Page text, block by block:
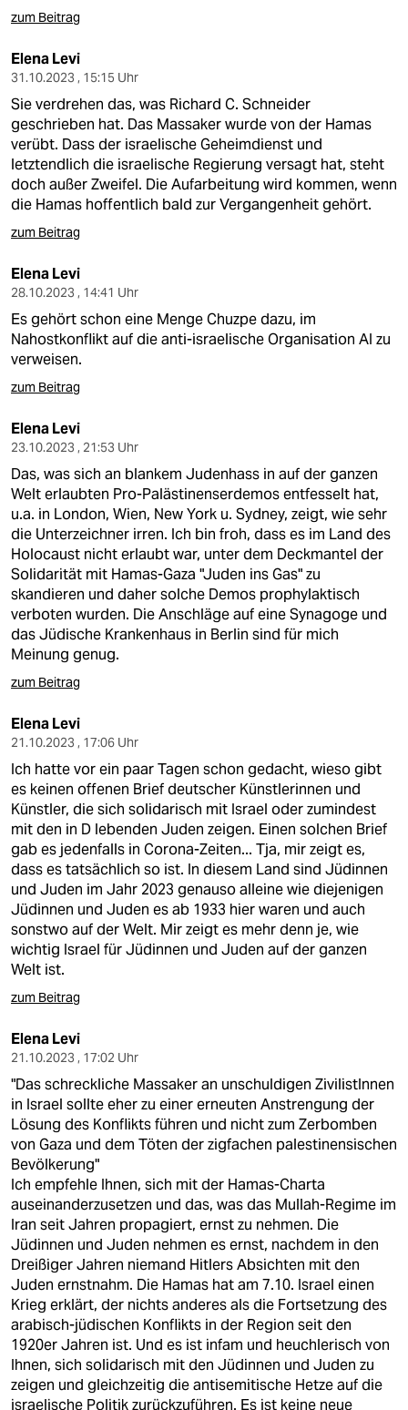
zum Beitrag
Elena Levi
31.10.2023 , 15:15 Uhr
Sie verdrehen das, was Richard C. Schneider
geschrieben hat. Das Massaker wurde von der Hamas
verübt. Dass der israelische Geheimdienst und
letztendlich die israelische Regierung versagt hat, steht
doch außer Zweifel. Die Aufarbeitung wird kommen, wenn
die Hamas hoffentlich bald zur Vergangenheit gehört.
zum Beitrag
Elena Levi
28.10.2023 , 14:41 Uhr
Es gehört schon eine Menge Chuzpe dazu, im
Nahostkonflikt auf die anti-israelische Organisation AI zu
verweisen.
zum Beitrag
Elena Levi
23.10.2023 , 21:53 Uhr
Das, was sich an blankem Judenhass in auf der ganzen
Welt erlaubten Pro-Palästinenserdemos entfesselt hat,
u.a. in London, Wien, New York u. Sydney, zeigt, wie sehr
die Unterzeichner irren. Ich bin froh, dass es im Land des
Holocaust nicht erlaubt war, unter dem Deckmantel der
Solidarität mit Hamas-Gaza "Juden ins Gas" zu
skandieren und daher solche Demos prophylaktisch
verboten wurden. Die Anschläge auf eine Synagoge und
das Jüdische Krankenhaus in Berlin sind für mich
Meinung genug.
zum Beitrag
Elena Levi
21.10.2023 , 17:06 Uhr
Ich hatte vor ein paar Tagen schon gedacht, wieso gibt
es keinen offenen Brief deutscher Künstlerinnen und
Künstler, die sich solidarisch mit Israel oder zumindest
mit den in D lebenden Juden zeigen. Einen solchen Brief
gab es jedenfalls in Corona-Zeiten... Tja, mir zeigt es,
dass es tatsächlich so ist. In diesem Land sind Jüdinnen
und Juden im Jahr 2023 genauso alleine wie diejenigen
Jüdinnen und Juden es ab 1933 hier waren und auch
sonstwo auf der Welt. Mir zeigt es mehr denn je, wie
wichtig Israel für Jüdinnen und Juden auf der ganzen
Welt ist.
zum Beitrag
Elena Levi
21.10.2023 , 17:02 Uhr
"Das schreckliche Massaker an unschuldigen ZivilistInnen
in Israel sollte eher zu einer erneuten Anstrengung der
Lösung des Konflikts führen und nicht zum Zerbomben
von Gaza und dem Töten der zigfachen palestinensischen
Bevölkerung"
Ich empfehle Ihnen, sich mit der Hamas-Charta
auseinanderzusetzen und das, was das Mullah-Regime im
Iran seit Jahren propagiert, ernst zu nehmen. Die
Jüdinnen und Juden nehmen es ernst, nachdem in den
Dreißiger Jahren niemand Hitlers Absichten mit den
Juden ernstnahm. Die Hamas hat am 7.10. Israel einen
Krieg erklärt, der nichts anderes als die Fortsetzung des
arabisch-jüdischen Konflikts in der Region seit den
1920er Jahren ist. Und es ist infam und heuchlerisch von
Ihnen, sich solidarisch mit den Jüdinnen und Juden zu
zeigen und gleichzeitig die antisemitische Hetze auf die
israelische Politik zurückzuführen. Es ist keine neue